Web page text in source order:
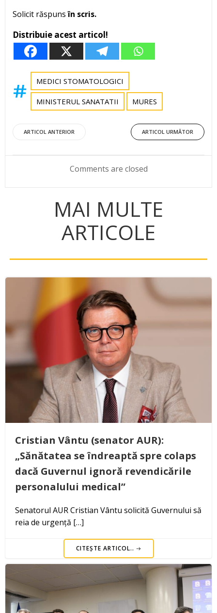
Solicit răspunsîn scris.
Distribuie acest articol!
MEDICI STOMATOLOGICI
MINISTERUL SANATATII MURES
Post
navigation
ARTICOL ANTERIOR
Post
navigation
ARTICOL URMĂTOR
Comments are closed
MAI MULTE
ARTICOLE
Cristian Vântu (senator AUR):
„Sănătatea se îndreaptă spre colaps
dacă Guvernul ignoră revendicările
personalului medical”
Senatorul AUR Cristian Vântu solicită Guvernului să
reia de urgență […]
CITEȘTE ARTICOL..